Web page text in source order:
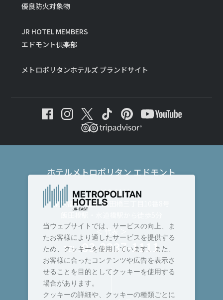
優良防火対象物
JR HOTEL MEMBERS
エドモント倶楽部
メトロポリタンホテルズ ブランドサイト
ホテルメトロポリタン エドモント
〒102-8130
東京都千代田区飯田橋三丁目10番8号
＜ 代表 ＞
TEL :03-3237-1111
当ウェブサイトでは、サービスの向上、ま
たお客様により適したサービスを提供する
ため、クッキーを使用しています。また、
お客様に合ったコンテンツや広告を表示さ
せることを目的としてクッキーを使用する
場合があります。
クッキーの詳細や、クッキーの種類ごとに